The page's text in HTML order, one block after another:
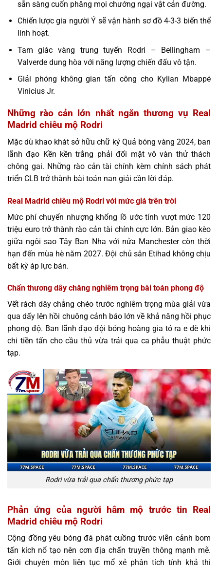
sẵn sàng cuốn phăng mọi chướng ngại vật cản đường.
Chiến lược gia người Ý sẽ vận hành sơ đồ 4-3-3 biến thể
linh hoạt.
Tam giác vàng trung tuyến Rodri – Bellingham –
Valverde dung hòa với năng lượng chiến đấu vô tận.
Giải phóng không gian tấn công cho Kylian Mbappé
Vinicius Jr.
Những rào cản lớn nhất ngăn thương vụ Real
Madrid chiêu mộ Rodri
Mặc dù khao khát sở hữu chữ ký Quả bóng vàng 2024, ban
lãnh đạo Kền kền trắng phải đối mặt vô vàn thử thách
chông gai. Những rào cản tài chính kèm chính sách phát
triển CLB trở thành bài toán nan giải cần lời đáp.
Real Madrid chiêu mộ Rodri với mức giá trên trời
Mức phí chuyển nhượng khổng lồ ước tính vượt mức 120
triệu euro trở thành rào cản tài chính cực lớn. Bản giao kèo
giữa ngôi sao Tây Ban Nha với nửa Manchester còn thời
hạn đến mùa hè năm 2027. Đội chủ sân Etihad không chịu
bất kỳ áp lực bán.
Chấn thương dây chằng nghiêm trọng bài toán phong độ
Vết rách dây chằng chéo trước nghiêm trọng mùa giải vừa
qua dấy lên hồi chuông cảnh báo lớn về khả năng hồi phục
phong độ. Ban lãnh đạo đội bóng hoàng gia tỏ ra e dè khi
chi tiền tấn cho cầu thủ vừa trải qua ca phẫu thuật phức
tạp.
Rodri vừa trải qua chấn thương phức tạp
Phản ứng của người hâm mộ trước tin Real
Madrid chiêu mộ Rodri
Cộng đồng yêu bóng đá phát cuồng trước viễn cảnh bom
tấn kích nổ tạo nên cơn địa chấn truyền thông mạnh mẽ.
Giới chuyên môn liên tục mổ xẻ phân tích tính khả thi